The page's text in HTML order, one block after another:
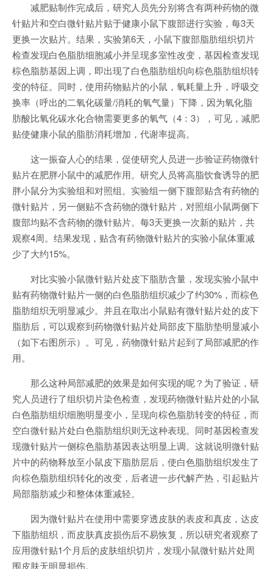
减肥贴制作完成后，研究人员先分别将含有两种药物的微
针贴片和空白微针贴片贴于健康小鼠下腹部进行实验，每3天
更换一次贴片。结果，实验第6天，小鼠下腹部脂肪组织切片
检查发现白色脂肪细胞减小并呈现多室性改变，基因检查发现
棕色脂肪基因上调，即出现了白色脂肪组织向棕色脂肪组织转
变的特征。同时，使用药物贴片的小鼠，氧耗量上升，呼吸交
换率（呼出的二氧化碳量/消耗的氧气量）下降，因为氧化脂
肪酸比氧化碳水化合物需要更多的氧气（4：3），可见，减肥
贴使健康小鼠的脂肪消耗增加，代谢率提高。
这一振奋人心的结果，促使研究人员进一步验证药物微针
贴片在肥胖小鼠中的减肥作用。研究人员将高脂饮食诱导的肥
胖小鼠分为实验组和对照组。实验组一侧下腹部贴含有药物的
微针贴片，另一侧贴不含药物的微针贴片，对照组小鼠两侧下
腹部均贴不含药物的微针贴片。每3天更换一次新的贴片，共
观察4周。结果发现，贴含有药物微针贴片的实验小鼠体重减
少了大约15%。
对比实验小鼠微针贴片处皮下脂肪含量，发现实验小鼠中
贴有药物微针贴片一侧的白色脂肪组织减少了约30%，而棕色
脂肪组织无明显减少。并且在取出小鼠贴有微针贴片处的皮下
脂肪后，可以观察到药物微针贴片处局部皮下脂肪垫明显减小
（如下右图所示）。可见，药物微针贴片起到了局部减肥的作
用。
那么这种局部减肥的效果是如何实现的呢？为了验证，研
究人员进行了组织切片染色检查，发现药物微针贴片处的小鼠
白色脂肪组织细胞明显变小，呈现向棕色脂肪转变的特征，而
空白微针贴片处白色脂肪组织则无这种表现。同时基因检查发
现微针贴片一侧棕色脂肪基因表达明显上调。这就说明微针贴
片中的药物释放至小鼠皮下脂肪层后，使白色脂肪组织发生了
向棕色脂肪组织转化的改变，后者进一步代解产热，引起贴片
局部脂肪减少和整体体重减轻。
因为微针贴片在使用中需要穿透皮肤的表皮和真皮，达皮
下脂肪组织，而皮肤真皮损伤后不易恢复，所以研究者观察了
应用微针贴1个月后的皮肤组织切片，发现小鼠微针贴片处周
围皮肤无明显损伤。